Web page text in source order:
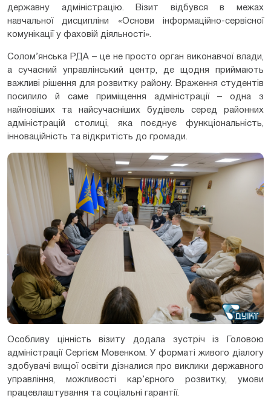
державну адміністрацію. Візит відбувся в межах
навчальної дисципліни «Основи інформаційно-сервісної
комунікації у фаховій діяльності».
Солом’янська РДА – це не просто орган виконавчої влади,
а сучасний управлінський центр, де щодня приймають
важливі рішення для розвитку району. Враження студентів
посилило й саме приміщення адміністрації – одна з
найновіших та найсучасніших будівель серед районних
адміністрацій столиці, яка поєднує функціональність,
інноваційність та відкритість до громади.
Особливу цінність візиту додала зустріч із Головою
адміністрації Сергієм Мовенком. У форматі живого діалогу
здобувачі вищої освіти дізналися про виклики державного
управління, можливості кар’єрного розвитку, умови
працевлаштування та соціальні гарантії.